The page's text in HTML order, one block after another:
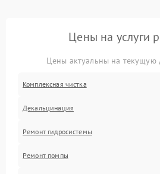
Цены на услуги
Цены актуальны на текущую
Комплексная чистка
Декальцинация
Ремонт гидросистемы
Ремонт помпы